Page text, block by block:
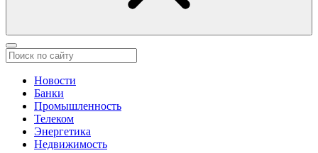
Новости
Банки
Промышленность
Телеком
Энергетика
Недвижимость